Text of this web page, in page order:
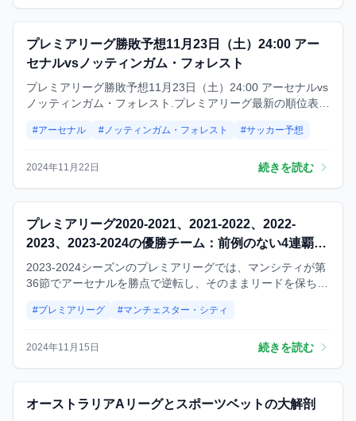
ん。
予想
プレミアリーグ勝敗予想11月23日（土）24:00 アー
セナルvsノッティンガム・フォレスト
プレミアリーグ勝敗予想11月23日（土）24:00 アーセナルvs
ノッティンガム・フォレスト.プレミアリーグ最新の順位表
位が近いし、得点や失点もほとんど同じだから、「アーセナ
#アーセナル #ノッティンガム・フォレスト #サッカー予想
2024年11月22日 続きを読む
予想
プレミアリーグ2020-2021、2021-2022、2022-
2023、2023-2024の優勝チーム：前例のない4連覇マ
ンチェスター・シティ
2023-2024シーズンのプレミアリーグでは、マンシティが第
36節でアーセナルを勝点で逆転し、そのままリードを保ち続
り、マンシティは前例のないプレミアリーグ「4連覇」を達
#プレミアリーグ #マンチェスター・シティ
2024年11月15日 続きを読む
予想
オーストラリアAリーグとスポーツベットの大解剖